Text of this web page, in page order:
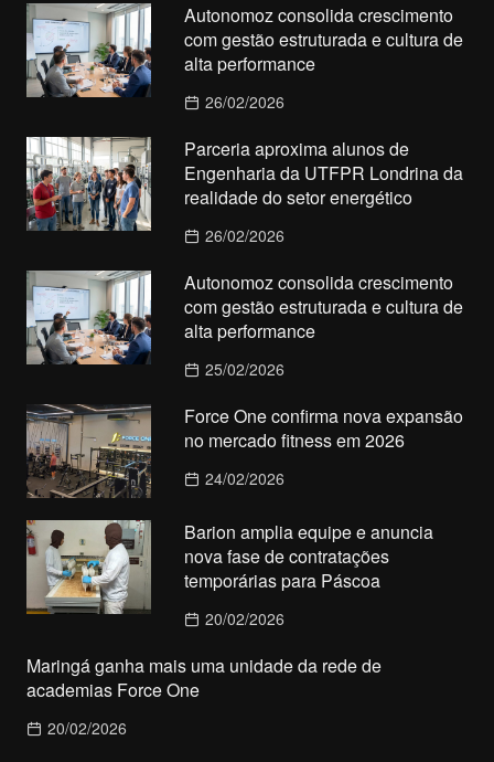
Autonomoz consolida crescimento
com gestão estruturada e cultura de
alta performance
26/02/2026
Parceria aproxima alunos de
Engenharia da UTFPR Londrina da
realidade do setor energético
26/02/2026
Autonomoz consolida crescimento
com gestão estruturada e cultura de
alta performance
25/02/2026
Force One confirma nova expansão
no mercado fitness em 2026
24/02/2026
Barion amplia equipe e anuncia
nova fase de contratações
temporárias para Páscoa
20/02/2026
Maringá ganha mais uma unidade da rede de
academias Force One
20/02/2026